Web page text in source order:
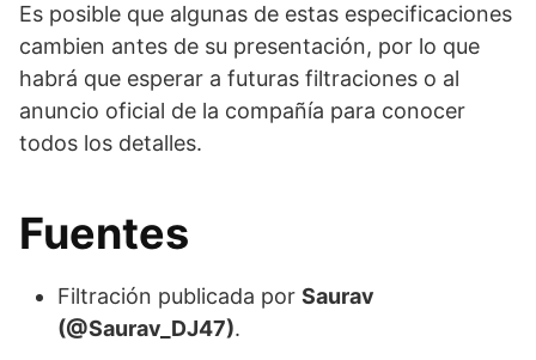
Es posible que algunas de estas especificaciones
cambien antes de su presentación, por lo que
habrá que esperar a futuras filtraciones o al
anuncio oficial de la compañía para conocer
todos los detalles.
Fuentes
Filtración publicada por Saurav
(@Saurav_DJ47).